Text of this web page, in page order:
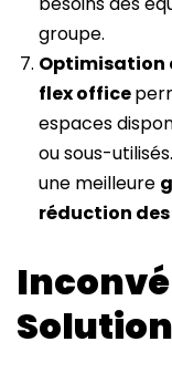
groupe.
Optimisation
flex office
espaces
ou sous-
une meilleure
réduction